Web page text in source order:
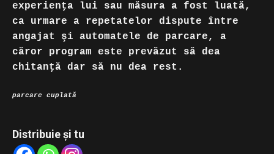
experienţa lui sau măsura a fost luată,
ca urmare a repetatelor dispute între
angajat şi automatele de parcare, a
căror program este prevăzut să dea
chitanţă dar să nu dea rest.
parcare cuplată
Distribuie și tu